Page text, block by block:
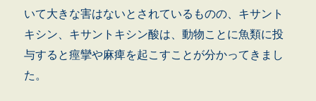
いて大きな害はないとされているものの、キサント
キシン、キサントキシン酸は、動物ことに魚類に投
与すると痙攣や麻痺を起こすことが分かってきまし
た。